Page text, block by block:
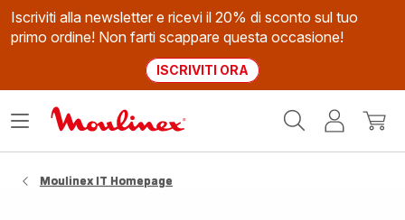
Iscriviti alla newsletter e ricevi il 20% di sconto sul tuo
primo ordine! Non farti scappare questa occasione!
ISCRIVITI ORA
Il
Apri
Moulinex IT Homepage